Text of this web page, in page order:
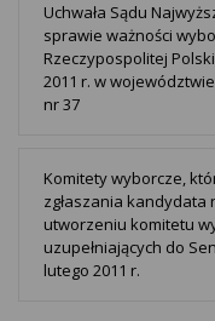
Uchwała Sądu
sprawie ważności
Rzeczypospolitej
2011 r. w
nr 37
Komitety wyborcze,
zgłaszania
utworzeniu komitetu
uzupełniających do
lutego 2011 r.